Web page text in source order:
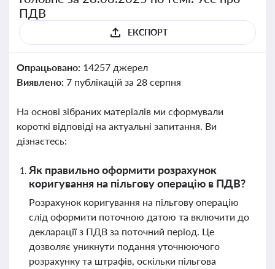
ПДВ
ЕКСПОРТ
Опрацьовано: 14257 джерел
Виявлено: 7 публікацій за 28 серпня
На основі зібраних матеріалів ми сформували
короткі відповіді на актуальні запитання. Ви
дізнаєтесь:
Як правильно оформити розрахунок
коригування на пільгову операцію в ПДВ?
Розрахунок коригування на пільгову операцію
слід оформити поточною датою та включити до
декларації з ПДВ за поточний період. Це
дозволяє уникнути подання уточнюючого
розрахунку та штрафів, оскільки пільгова